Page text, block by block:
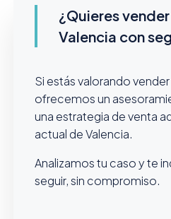
¿Quieres
Valencia con
Si estás valorando
ofrecemos un
una estrategia de venta
actual de Valencia.
Analizamos tu caso y te
seguir, sin compromiso.